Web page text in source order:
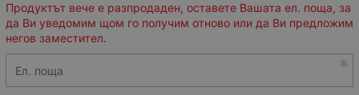
Продуктът вече е разпродаден, оставете Вашата ел. поща, за
да Ви уведомим щом го получим отново или да Ви предложим
негов заместител.
Ел. поща